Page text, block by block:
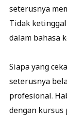
seterusnya
Tidak
dalam bahasa
Siapa yang
seterusnya
profesional.
dengan kursus